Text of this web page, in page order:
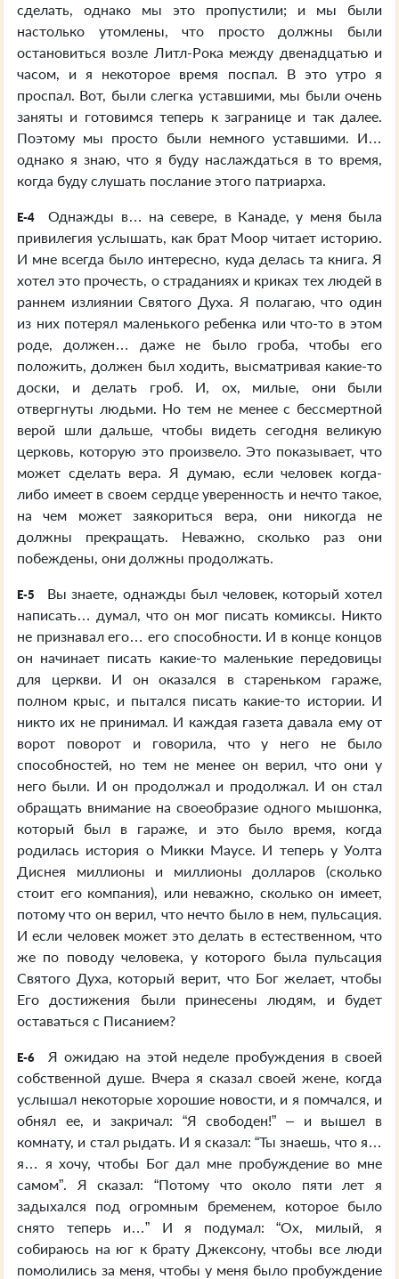
сделать, однако мы это пропустили; и мы были
настолько утомлены, что просто должны были
остановиться возле Литл-Рока между двенадцатью и
часом, и я некоторое время поспал. В это утро я
проспал. Вот, были слегка уставшими, мы были очень
заняты и готовимся теперь к загранице и так далее.
Поэтому мы просто были немного уставшими. И…
однако я знаю, что я буду наслаждаться в то время,
когда буду слушать послание этого патриарха.
E-4
Однажды в… на севере, в Канаде, у меня была
привилегия услышать, как брат Моор читает историю.
И мне всегда было интересно, куда делась та книга. Я
хотел это прочесть, о страданиях и криках тех людей в
раннем излиянии Святого Духа. Я полагаю, что один
из них потерял маленького ребенка или что-то в этом
роде, должен… даже не было гроба, чтобы его
положить, должен был ходить, высматривая какие-то
доски, и делать гроб. И, ох, милые, они были
отвергнуты людьми. Но тем не менее с бессмертной
верой шли дальше, чтобы видеть сегодня великую
церковь, которую это произвело. Это показывает, что
может сделать вера. Я думаю, если человек когда-
либо имеет в своем сердце уверенность и нечто такое,
на чем может заякориться вера, они никогда не
должны прекращать. Неважно, сколько раз они
побеждены, они должны продолжать.
E-5
Вы знаете, однажды был человек, который хотел
написать… думал, что он мог писать комиксы. Никто
не признавал его… его способности. И в конце концов
он начинает писать какие-то маленькие передовицы
для церкви. И он оказался в стареньком гараже,
полном крыс, и пытался писать какие-то истории. И
никто их не принимал. И каждая газета давала ему от
ворот поворот и говорила, что у него не было
способностей, но тем не менее он верил, что они у
него были. И он продолжал и продолжал. И он стал
обращать внимание на своеобразие одного мышонка,
который был в гараже, и это было время, когда
родилась история о Микки Маусе. И теперь у Уолта
Диснея миллионы и миллионы долларов (сколько
стоит его компания), или неважно, сколько он имеет,
потому что он верил, что нечто было в нем, пульсация.
И если человек может это делать в естественном, что
же по поводу человека, у которого была пульсация
Святого Духа, который верит, что Бог желает, чтобы
Его достижения были принесены людям, и будет
оставаться с Писанием?
E-6
Я ожидаю на этой неделе пробуждения в своей
собственной душе. Вчера я сказал своей жене, когда
услышал некоторые хорошие новости, и я помчался, и
обнял ее, и закричал: “Я свободен!” – и вышел в
комнату, и стал рыдать. И я сказал: “Ты знаешь, что я…
я… я хочу, чтобы Бог дал мне пробуждение во мне
самом”. Я сказал: “Потому что около пяти лет я
задыхался под огромным бременем, которое было
снято теперь и…” И я подумал: “Ох, милый, я
собираюсь на юг к брату Джексону, чтобы все люди
помолились за меня, чтобы у меня было пробуждение